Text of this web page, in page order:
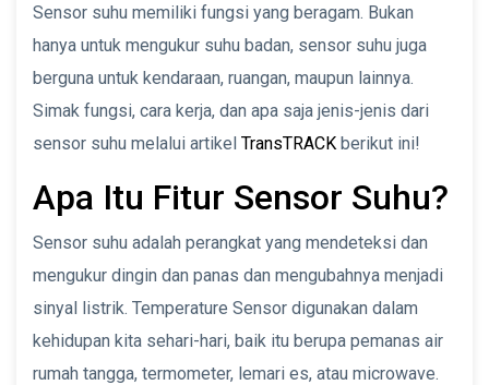
Sensor suhu memiliki fungsi yang beragam. Bukan
hanya untuk mengukur suhu badan, sensor suhu juga
berguna untuk kendaraan, ruangan, maupun lainnya.
Simak fungsi, cara kerja, dan apa saja jenis-jenis dari
sensor suhu melalui artikel TransTRACK berikut ini!
Apa Itu Fitur Sensor Suhu?
Sensor suhu adalah perangkat yang mendeteksi dan
mengukur dingin dan panas dan mengubahnya menjadi
sinyal listrik. Temperature Sensor digunakan dalam
kehidupan kita sehari-hari, baik itu berupa pemanas air
rumah tangga, termometer, lemari es, atau microwave.